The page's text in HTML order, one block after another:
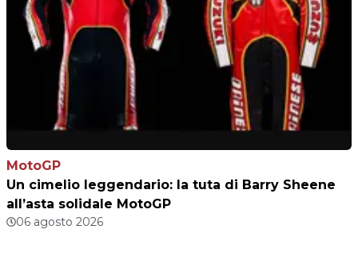
MotoGP
Un cimelio leggendario: la tuta di Barry Sheene
all’asta solidale MotoGP
06 agosto 2026